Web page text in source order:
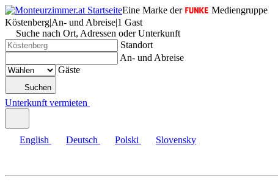
Eine Marke der
Mediengruppe
Köstenberg|An- und Abreise|1 Gast
Suche nach Ort, Adressen oder Unterkunft
Standort
An- und Abreise
Gäste
Suchen
Unterkunft vermieten
English Deutsch Polski Slovensky